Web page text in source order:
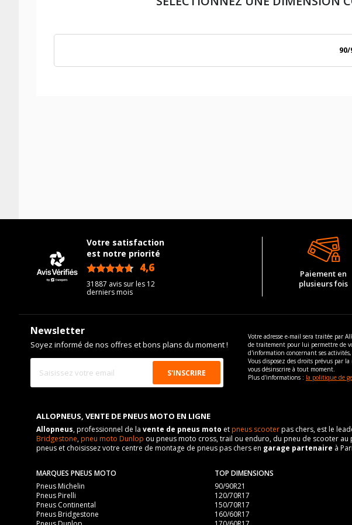
90/
Votre satisfaction
est notre priorité
4,6
31887 avis sur les 12
derniers mois
Paiement en
plusieurs fois
Newsletter
Soyez informé de nos offres et bons plans du moment !
Votre adresse e-mail sera traitée par
de traitement pour lui permettre de
d'information concernant ses
Vous disposez des droits prévus par
vous désinscrire à tout moment.
Plus d'informations : la politique de
ALLOPNEUS, VENTE DE PNEUS MOTO EN LIGNE
Allopneus, professionnel de la vente de pneus moto etpneus scooterpas chers, est le
Bridgestone,pneu moto Dunlop ou pneus moto cross, trail ou enduro, du pneu de scooter
pneus et choisissez votre centre de montage de pneus pas chers en garage partenaire à
MARQUES PNEUS MOTO
Pneus Michelin
Pneus Pirelli
Pneus Continental
Pneus Bridgestone
TOP DIMENSIONS
90/90R21
120/70R17
150/70R17
160/60R17